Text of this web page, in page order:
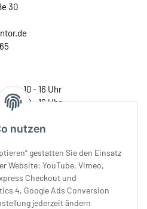
nutzen
gestatten Sie den Einsatz
Website: YouTube, Vimeo,
Checkout und
4, Google Ads Conversion
jederzeit ändern
30
10 - 16 Uhr
10 - 16 Uhr
10 - 18 Uhr
10 - 14 Uhr